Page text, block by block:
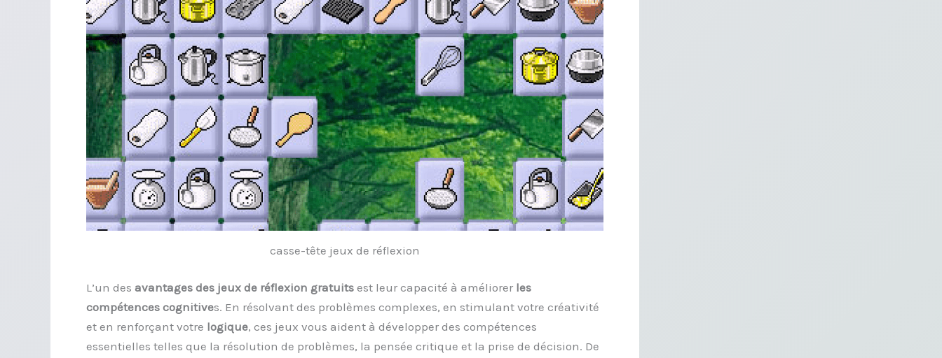
casse-tête jeux de réflexion
L’un des avantages des jeux de réflexion gratuits est leur capacité à améliorer les
compétences cognitives. En résolvant des problèmes complexes, en stimulant votre créativité
et en renforçant votre logique, ces jeux vous aident à développer des compétences
essentielles telles que la résolution de problèmes, la pensée critique et la prise de décision. De